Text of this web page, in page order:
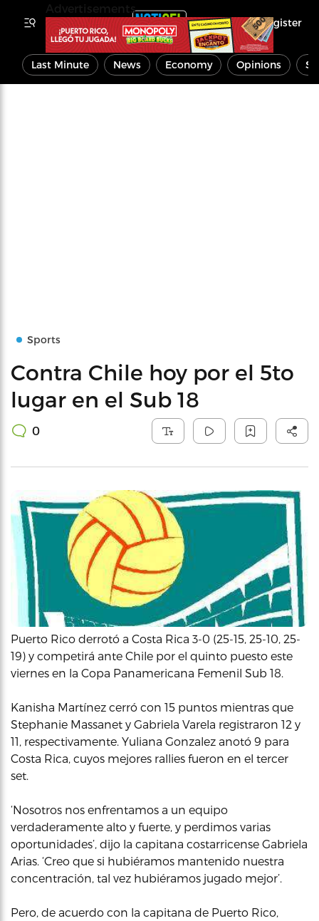
Register
Last Minute News Economy Opinions
Sports
Contra Chile hoy por el 5to
lugar en el Sub 18
0
Puerto Rico derrotó a Costa Rica 3-0 (25-15, 25-10, 25-
19) y competirá ante Chile por el quinto puesto este
viernes en la Copa Panamericana Femenil Sub 18.
Kanisha Martínez cerró con 15 puntos mientras que
Stephanie Massanet y Gabriela Varela registraron 12 y
11, respectivamente. Yuliana Gonzalez anotó 9 para
Costa Rica, cuyos mejores rallies fueron en el tercer
set.
‘Nosotros nos enfrentamos a un equipo
verdaderamente alto y fuerte, y perdimos varias
oportunidades’, dijo la capitana costarricense Gabriela
Arias. ‘Creo que si hubiéramos mantenido nuestra
concentración, tal vez hubiéramos jugado mejor’.
Pero, de acuerdo con la capitana de Puerto Rico,
Advertisements